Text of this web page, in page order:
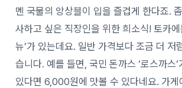
멘 국물의 앙상블이 입을 즐겁게 한다죠.
사하고 싶은 직장인을 위한 희소식! 토카에
뉴’가 있는데요. 일반 가격보다 조금 더 저
습니다. 예를 들면, 국민 돈까스 ‘로스까스
있다면 6,000원에 맛볼 수 있다네요. 가게